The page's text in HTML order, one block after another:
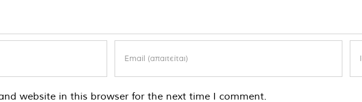
website in this browser for the next time I comment.